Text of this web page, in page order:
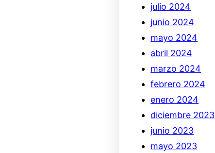
julio 2024
junio 2024
mayo 2024
abril 2024
marzo 2024
febrero 2024
enero 2024
diciembre 2023
junio 2023
mayo 2023